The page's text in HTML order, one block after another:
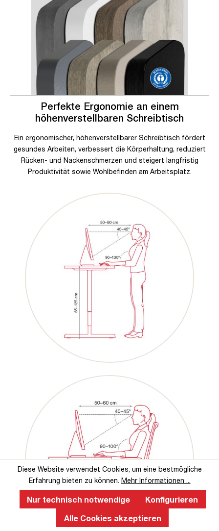
Perfekte Ergonomie an einem
höhenverstellbaren Schreibtisch
Ein ergonomischer, höhenverstellbarer Schreibtisch fördert
gesundes Arbeiten, verbessert die Körperhaltung, reduziert
Rücken- und Nackenschmerzen und steigert langfristig
Produktivität sowie Wohlbefinden am Arbeitsplatz.
Diese Website verwendet Cookies, um eine bestmögliche
Erfahrung bieten zu können. Mehr Informationen ...
Nur technisch notwendige
Konfigurieren
Alle Cookies akzeptieren